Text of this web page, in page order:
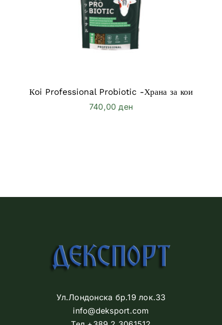
Кoi Professional Probiotic -Храна за кои
740,00ден
Ул.Лондонска бр.19 лок.33
info@deksport.com